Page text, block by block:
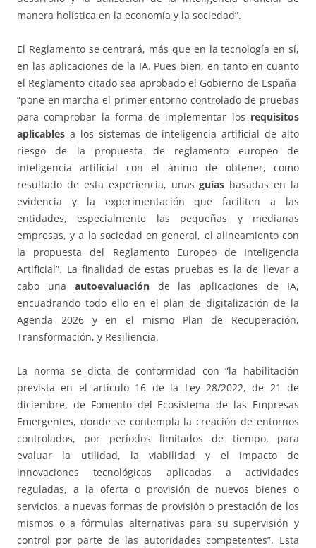
manera holística en la economía y la sociedad”.
El Reglamento se centrará, más que en la tecnología en sí,
en las aplicaciones de la IA. Pues bien, en tanto en cuanto
el Reglamento citado sea aprobado el Gobierno de España
“pone en marcha el primer entorno controlado de pruebas
para comprobar la forma de implementar los requisitos
aplicables a los sistemas de inteligencia artificial de alto
riesgo de la propuesta de reglamento europeo de
inteligencia artificial con el ánimo de obtener, como
resultado de esta experiencia, unasguías basadas en la
evidencia y la experimentación que faciliten a las
entidades, especialmente las pequeñas y medianas
empresas, y a la sociedad en general, el alineamiento con
la propuesta del Reglamento Europeo de Inteligencia
Artificial”. La finalidad de estas pruebas es la de llevar a
cabo una autoevaluaciónde las aplicaciones de IA,
encuadrando todo ello en el plan de digitalización de la
Agenda 2026 y en el mismo Plan de Recuperación,
Transformación, y Resiliencia.
La norma se dicta de conformidad con “la habilitación
prevista en el artículo 16 de la Ley 28/2022, de 21 de
diciembre, de Fomento del Ecosistema de las Empresas
Emergentes, donde se contempla la creación de entornos
controlados, por períodos limitados de tiempo, para
evaluar la utilidad, la viabilidad y el impacto de
innovaciones tecnológicas aplicadas a actividades
reguladas, a la oferta o provisión de nuevos bienes o
servicios, a nuevas formas de provisión o prestación de los
mismos o a fórmulas alternativas para su supervisión y
control por parte de las autoridades competentes”. Esta